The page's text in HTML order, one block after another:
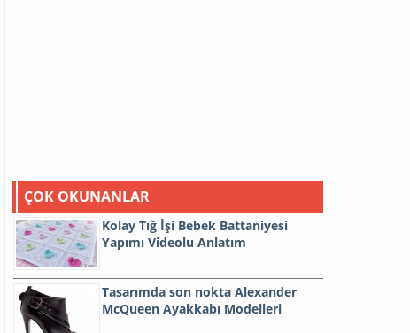
ÇOK OKUNANLAR
Kolay Tığ İşi Bebek Battaniyesi
Yapımı Videolu Anlatım
Tasarımda son nokta Alexander
McQueen Ayakkabı Modelleri